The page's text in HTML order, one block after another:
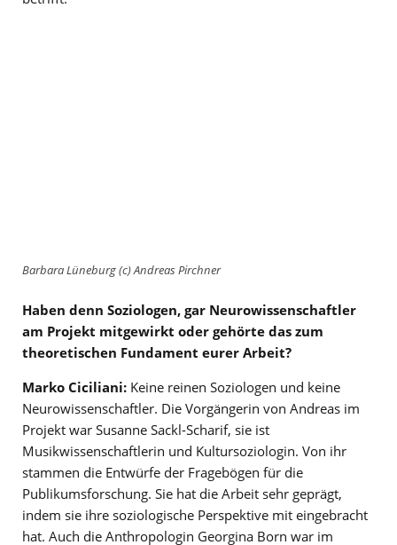
Barbara Lüneburg (c) Andreas Pirchner
Haben denn Soziologen, gar Neurowissenschaftler
am Projekt mitgewirkt oder gehörte das zum
theoretischen Fundament eurer Arbeit?
Marko Ciciliani: Keine reinen Soziologen und keine
Neurowissenschaftler. Die Vorgängerin von Andreas im
Projekt war Susanne Sackl-Scharif, sie ist
Musikwissenschaftlerin und Kultursoziologin. Von ihr
stammen die Entwürfe der Fragebögen für die
Publikumsforschung. Sie hat die Arbeit sehr geprägt,
indem sie ihre soziologische Perspektive mit eingebracht
hat. Auch die Anthropologin Georgina Born war im